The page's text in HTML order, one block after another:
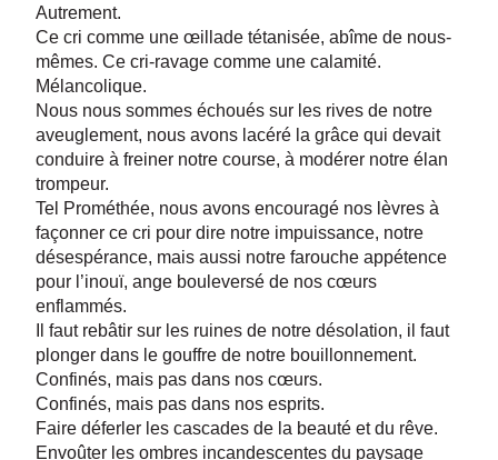
Autrement.
Ce cri comme une œillade tétanisée, abîme de nous-
mêmes. Ce cri-ravage comme une calamité.
Mélancolique.
Nous nous sommes échoués sur les rives de notre
aveuglement, nous avons lacéré la grâce qui devait
conduire à freiner notre course, à modérer notre élan
trompeur.
Tel Prométhée, nous avons encouragé nos lèvres à
façonner ce cri pour dire notre impuissance, notre
désespérance, mais aussi notre farouche appétence
pour l’inouï, ange bouleversé de nos cœurs
enflammés.
Il faut rebâtir sur les ruines de notre désolation, il faut
plonger dans le gouffre de notre bouillonnement.
Confinés, mais pas dans nos cœurs.
Confinés, mais pas dans nos esprits.
Faire déferler les cascades de la beauté et du rêve.
Envoûter les ombres incandescentes du paysage